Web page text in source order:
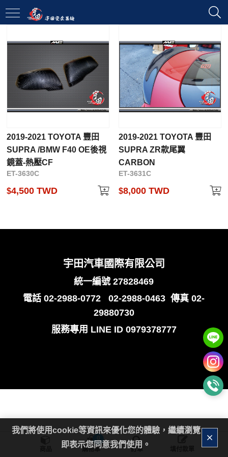
2019-2021 TOYOTA 豐田
SUPRA /BMW F40 OE後視
鏡蓋-熱壓CF
ET-3630C
$4,500 TWD
2019-2021 TOYOTA 豐田
SUPRA ZR款尾翼
CARBON
ET-3631C
$8,000 TWD
宇田汽車國際有限公司
統一編號 27828469
電話02-2988-0772 02-2988-0463 傳真 02-
29880730
服務專用 LINE ID 0979378777
購物車
訂單
我們將使用cookie等資訊來優化您的體驗，繼續瀏覽
即表示您同意我們使用。